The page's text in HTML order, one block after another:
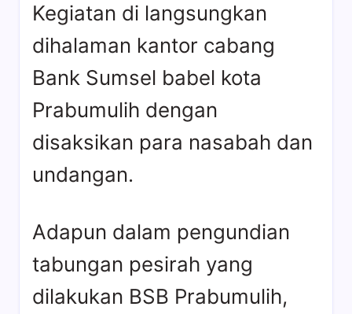
Kegiatan di langsungkan
dihalaman kantor cabang
Bank Sumsel babel kota
Prabumulih dengan
disaksikan para nasabah dan
undangan.
Adapun dalam pengundian
tabungan pesirah yang
dilakukan BSB Prabumulih,